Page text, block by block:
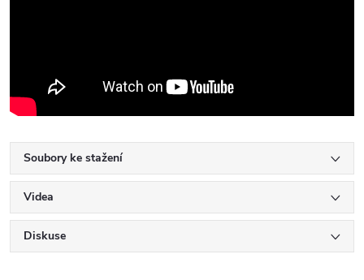
Soubory ke stažení
Videa
Diskuse